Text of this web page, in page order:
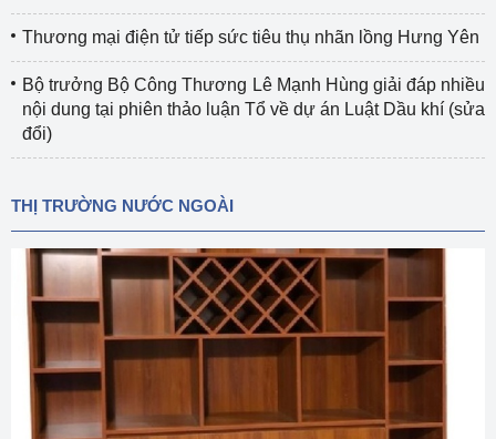
Thương mại điện tử tiếp sức tiêu thụ nhãn lồng Hưng Yên
Bộ trưởng Bộ Công Thương Lê Mạnh Hùng giải đáp nhiều
nội dung tại phiên thảo luận Tổ về dự án Luật Dầu khí (sửa
đổi)
THỊ TRƯỜNG NƯỚC NGOÀI